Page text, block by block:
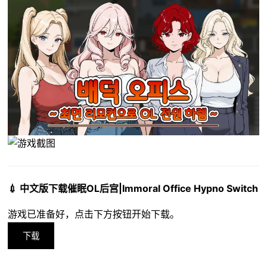
💉 中文版下载催眠OL后宫|Immoral Office Hypno Switch
游戏已准备好，点击下方按钮开始下载。
下载